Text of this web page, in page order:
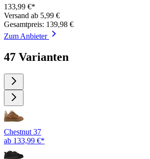
133,99 €*
Versand ab 5,99 €
Gesamtpreis: 139,98 €
Zum Anbieter
47 Varianten
Chestnut 37
ab 133,99 €*